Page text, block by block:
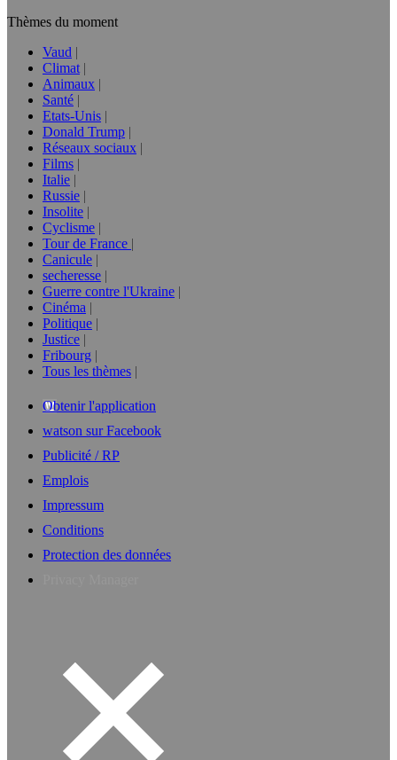
Thèmes du moment
Vaud
Climat
Animaux
Santé
Etats-Unis
Donald Trump
Réseaux sociaux
Films
Italie
Russie
Insolite
Cyclisme
Tour de France
Canicule
secheresse
Guerre contre l'Ukraine
Cinéma
Politique
Justice
Fribourg
Tous les thèmes
Obtenir l'application
watson sur Facebook
Publicité / RP
Emplois
Impressum
Conditions
Protection des données